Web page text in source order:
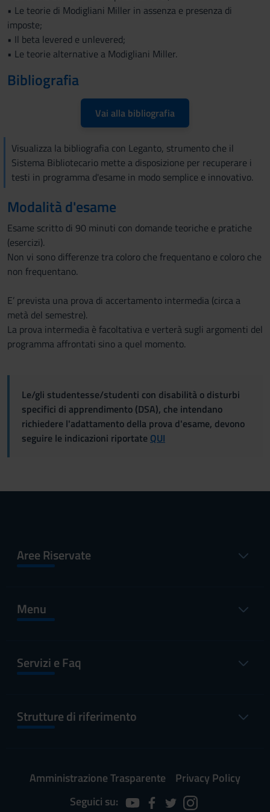
• Le teorie di Modigliani Miller in assenza e presenza di
imposte;
• Il beta levered e unlevered;
• Le teorie alternative a Modigliani Miller.
Bibliografia
Vai alla bibliografia
Visualizza la bibliografia con Leganto, strumento che il
Sistema Bibliotecario mette a disposizione per recuperare i
testi in programma d'esame in modo semplice e innovativo.
Modalità d'esame
Esame scritto di 90 minuti con domande teoriche e pratiche
(esercizi).
Non vi sono differenze tra coloro che frequentano e coloro che
non frequentano.
E’ prevista una prova di accertamento intermedia (circa a
metà del semestre).
La prova intermedia è facoltativa e verterà sugli argomenti del
programma affrontati sino a quel momento.
Le/gli studentesse/studenti con disabilità o disturbi
specifici di apprendimento (DSA), che intendano
richiedere l'adattamento della prova d'esame, devono
seguire le indicazioni riportate QUI
Aree Riservate
Menu
Servizi e Faq
Strutture di riferimento
Amministrazione Trasparente
Privacy Policy
Seguici su: